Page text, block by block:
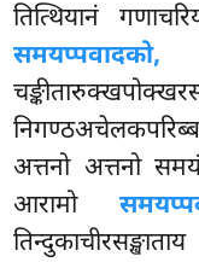
तित्थियानं
समयप्पवादको,
अत्तनो अत्तनो
आरामो